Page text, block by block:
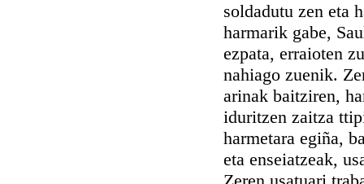
soldadutu zen eta
harmarik gabe,
ezpata, erraioten
nahiago zuenik.
arinak baitziren,
iduritzen zaitza
harmetara egiña,
eta enseiatzeak,